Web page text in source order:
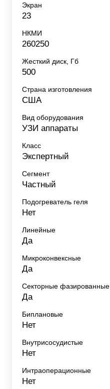
Экран
23
НКМИ
260250
Жесткий диск, Гб
500
Страна изготовления
США
Вид оборудования
УЗИ аппараты
Класс
Экспертный
Сегмент
Частный
Подогреватель геля
Нет
Линейные
Да
Микроконвексные
Да
Секторные фазированные
Да
Биплановые
Нет
Внутрисосудистые
Нет
Интраоперационные
Нет